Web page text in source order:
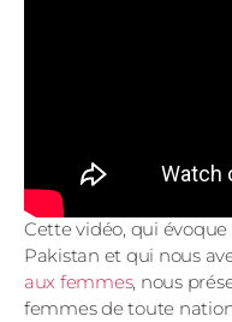
Cette vidéo, qui
Pakistan et qui nous
aux femmes, nous
femmes de toute